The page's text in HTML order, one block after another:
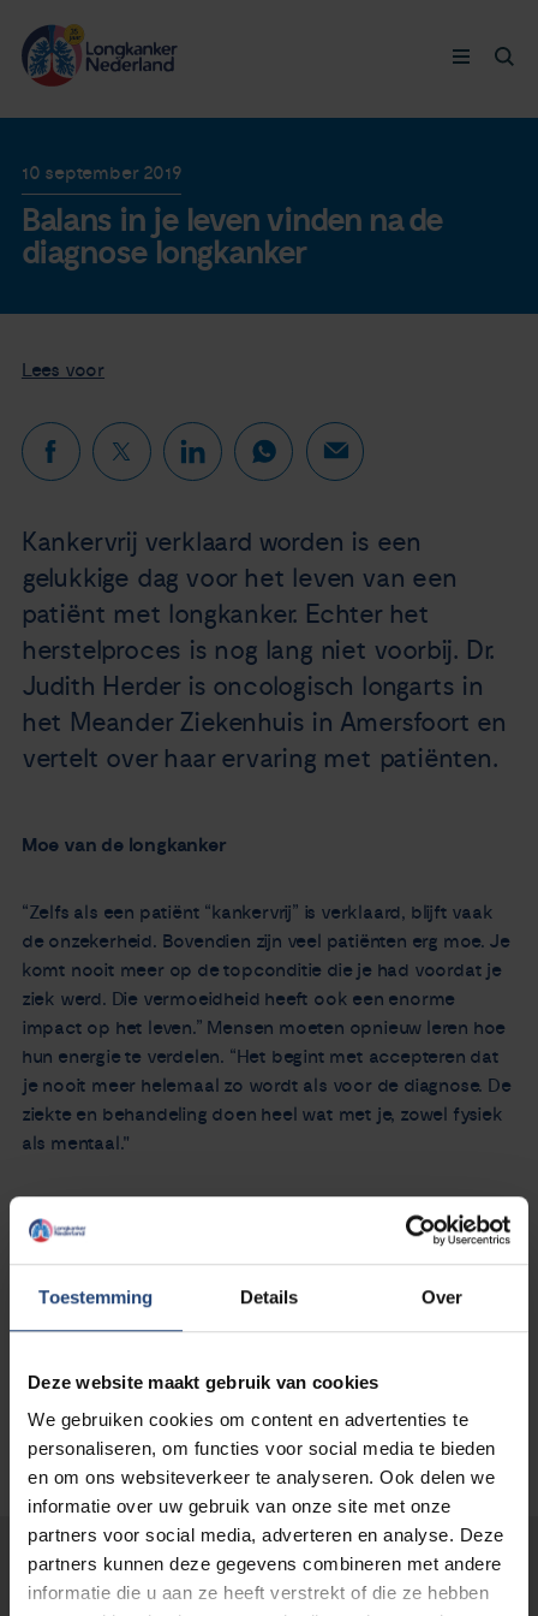
Toestemming Details Over
Deze website maakt gebruik van cookies
We gebruiken cookies om content en advertenties te
personaliseren, om functies voor social media te bieden
en om ons websiteverkeer te analyseren. Ook delen we
informatie over uw gebruik van onze site met onze
partners voor social media, adverteren en analyse. Deze
partners kunnen deze gegevens combineren met andere
informatie die u aan ze heeft verstrekt of die ze hebben
Nieuws
Agenda
Over ons
Contact
Longkanker
Leven met
Thymuskankers
Steun ons
10 september 2019
Balans in je leven vinden na de
diagnose longkanker
Lees voor
Kankervrij verklaard worden is een
gelukkige dag voor het leven van een
patiënt met longkanker. Echter het
herstelproces is nog lang niet voorbij. Dr.
Judith Herder is oncologisch longarts in
het Meander Ziekenhuis in Amersfoort en
vertelt over haar ervaring met patiënten.
Moe van de longkanker
“Zelfs als een patiënt “kankervrij” is verklaard, blijft vaak
de onzekerheid. Bovendien zijn veel patiënten erg moe. Je
komt nooit meer op de topconditie die je had voordat je
ziek werd. Die vermoeidheid heeft ook een enorme
impact op het leven.” Mensen moeten opnieuw leren hoe
hun energie te verdelen. “Het begint met accepteren dat
je nooit meer helemaal zo wordt als voor de diagnose. De
ziekte en behandeling doen heel wat met je, zowel fysiek
als mentaal."
Ondersteuning bij longkanker'[/box]
Lees verder...